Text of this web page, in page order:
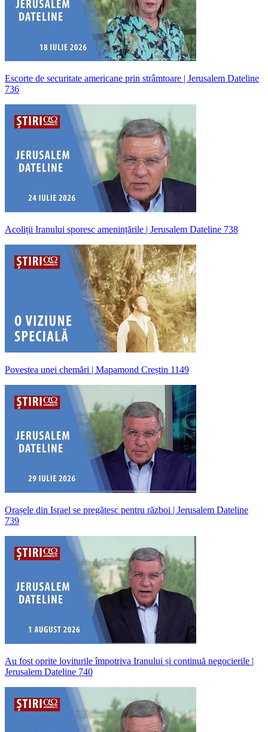
Escorte de securitate americane prin strâmtoare | Jerusalem Dateline
736
Acoliții Iranului sporesc amenințările | Jerusalem Dateline 738
Povestea unei chemări | Mapamond Creștin 1149
Orașele din Israel se pregătesc pentru război | Jerusalem Dateline
739
Au fost oprite loviturile împotriva Iranului și continuă negocierile |
Jerusalem Dateline 740